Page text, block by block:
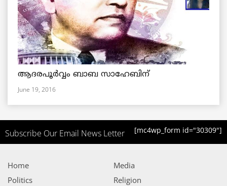
ആദരപൂര്‍വ്വം ബാബ സാഹേബിന്
June 19, 2016
Subscribe Our Email News Letter [mc4wp_form id="30309"]
Home
Politics
Media
Religion